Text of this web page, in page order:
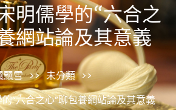
明儒學的“六合之
網站論及其意義
飄雪 >> 未分類 >>
“六合之心”聊包養網站論及其意義